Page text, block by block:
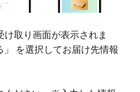
取り画面が表示されま
を選択してお届け先情報